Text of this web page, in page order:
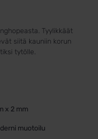
Tyylikkäät
siitä kauniin korun
tytölle.
x 2 mm
muotoilu